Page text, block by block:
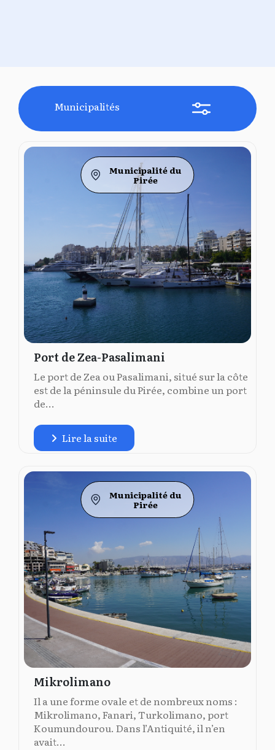
Municipalités
Municipalité du
Pirée
Port de Zea-Pasalimani
Le port de Zea ou Pasalimani, situé sur la côte
est de la péninsule du Pirée, combine un port
de...
Lire la suite
Municipalité du
Pirée
Mikrolimano
Il a une forme ovale et de nombreux noms :
Mikrolimano, Fanari, Turkolimano, port
Koumundourou. Dans l’Antiquité, il n’en
avait...